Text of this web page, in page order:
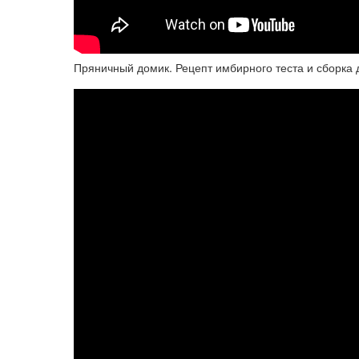
Пряничный домик. Рецепт имбирного теста и сборка